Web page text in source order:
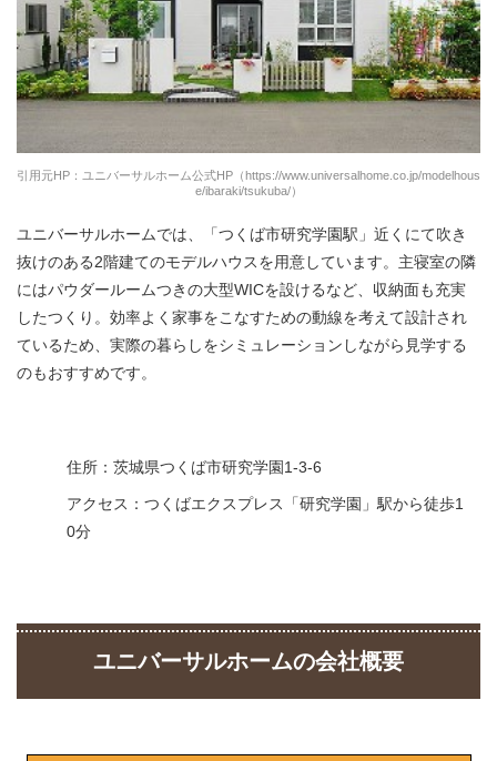
引用元HP：ユニバーサルホーム公式HP（https://www.universalhome.co.jp/modelhous
e/ibaraki/tsukuba/）
ユニバーサルホームでは、「つくば市研究学園駅」近くにて吹き
抜けのある2階建てのモデルハウスを用意しています。主寝室の隣
にはパウダールームつきの大型WICを設けるなど、収納面も充実
したつくり。効率よく家事をこなすための動線を考えて設計され
ているため、実際の暮らしをシミュレーションしながら見学する
のもおすすめです。
住所：茨城県つくば市研究学園1-3-6
アクセス：つくばエクスプレス「研究学園」駅から徒歩1
0分
ユニバーサルホームの会社概要